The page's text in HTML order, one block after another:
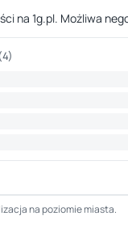
na 1g.pl. Możliwa
na poziomie miasta.